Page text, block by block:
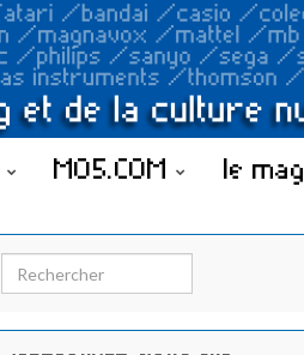
MO5.COM le mag
Search for: